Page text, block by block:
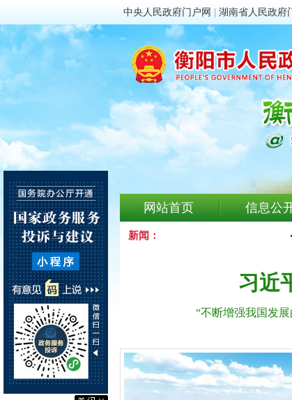
中央人民政府门户网 湖南省人民政府
网站首页 信息公
新闻：
习近
“不断增强我国发